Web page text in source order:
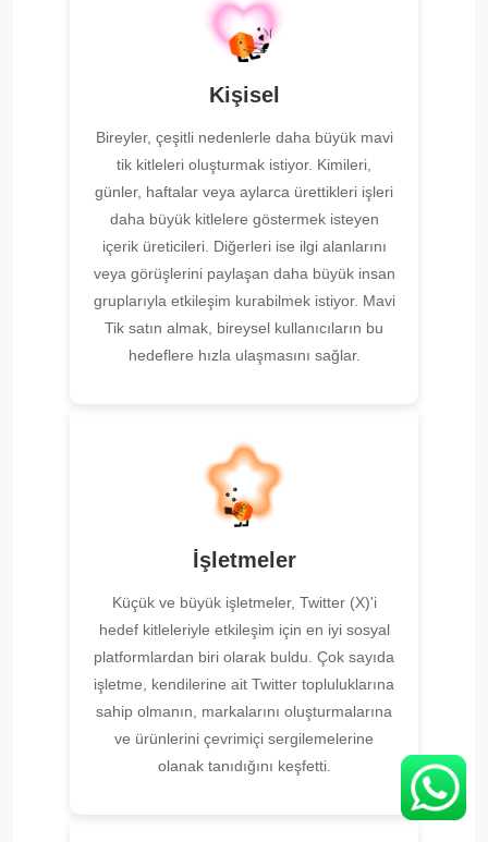
Kişisel
Bireyler, çeşitli nedenlerle daha büyük mavi
tik kitleleri oluşturmak istiyor. Kimileri,
günler, haftalar veya aylarca ürettikleri işleri
daha büyük kitlelere göstermek isteyen
içerik üreticileri. Diğerleri ise ilgi alanlarını
veya görüşlerini paylaşan daha büyük insan
gruplarıyla etkileşim kurabilmek istiyor. Mavi
Tik satın almak, bireysel kullanıcıların bu
hedeflere hızla ulaşmasını sağlar.
İşletmeler
Küçük ve büyük işletmeler, Twitter (X)'i
hedef kitleleriyle etkileşim için en iyi sosyal
platformlardan biri olarak buldu. Çok sayıda
işletme, kendilerine ait Twitter topluluklarına
sahip olmanın, markalarını oluşturmalarına
ve ürünlerini çevrimiçi sergilemelerine
olanak tanıdığını keşfetti.